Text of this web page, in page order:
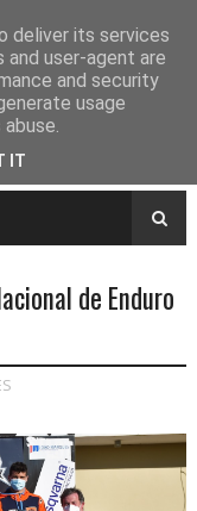
de Enduro
deliver its services
and user-agent are
and security
usage
IT